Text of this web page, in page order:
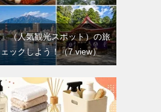
（人気観光スポット）の旅
ックしよう！（7 view）